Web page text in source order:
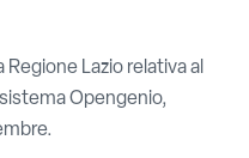
Regione Lazio relativa al
Opengenio,